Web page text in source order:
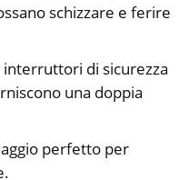
schizzare e ferire
di sicurezza
una doppia
perfetto per